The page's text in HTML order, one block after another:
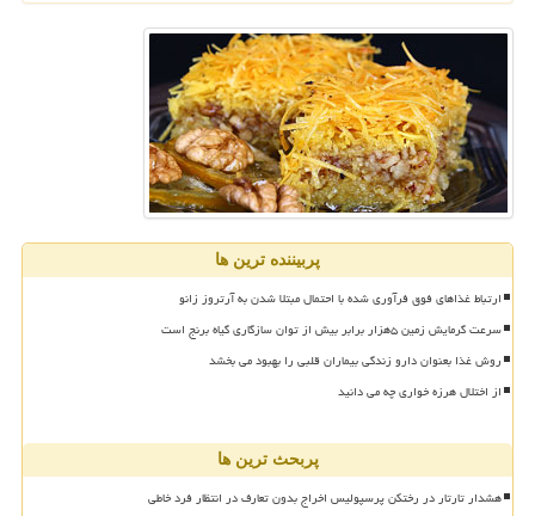
پربیننده ترین ها
ارتباط غذاهای فوق فرآوری شده با احتمال مبتلا شدن به آرتروز زانو
سرعت گرمایش زمین ۵هزار برابر بیش از توان سازگاری گیاه برنج است
روش غذا بعنوان دارو زندگی بیماران قلبی را بهبود می بخشد
از اختلال هرزه خواری چه می دانید
پربحث ترین ها
هشدار تارتار در رختکن پرسپولیس اخراج بدون تعارف در انتظار فرد خاطی